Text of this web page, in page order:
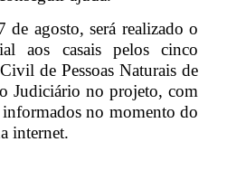
agosto, será realizado o
aos casais pelos cinco
de Pessoas Naturais de
Judiciário no projeto, com
no momento do
internet.